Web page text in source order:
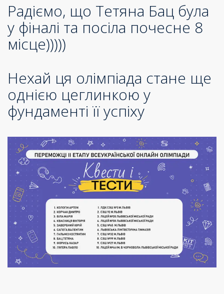
Радіємо, що Тетяна Бац була
у фіналі та посіла почесне 8
місце)))))
Нехай ця олімпіада стане ще
однією цеглинкою у
фундаменті її успіху